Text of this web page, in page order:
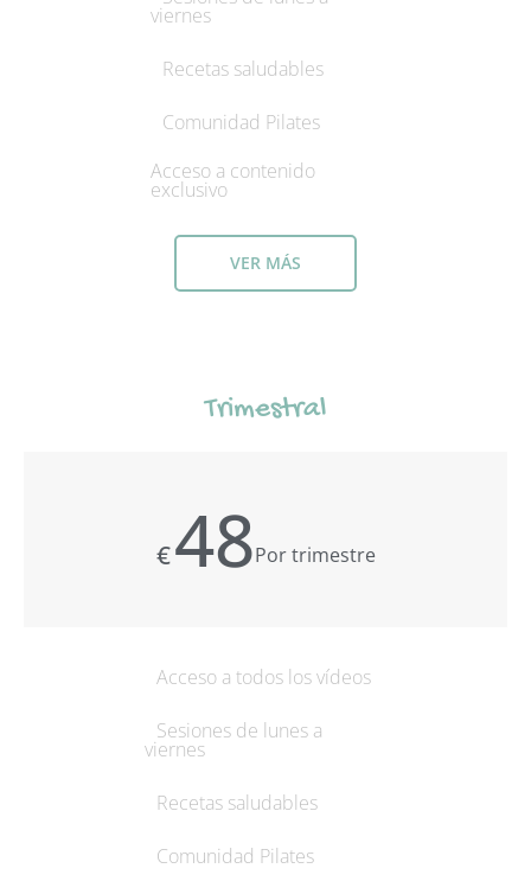
viernes
Recetas saludables
Comunidad Pilates
Acceso a contenido
exclusivo
VER MÁS
Trimestral
€48Por trimestre
Acceso a todos los vídeos
Sesiones de lunes a
viernes
Recetas saludables
Comunidad Pilates